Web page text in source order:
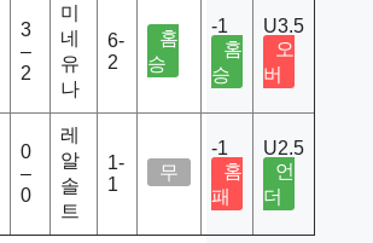
3
–
2
미
네
유
나
6-
2
홈
승
-1
홈
승
U3.5
오
버
0
–
0
레
알
솔
트
1-
1
무
-1
홈
패
U2.5
언
더